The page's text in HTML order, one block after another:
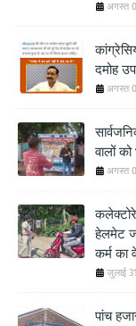
अगस्त
दमोह
अगस्त
वालों
अगस्त
हेलमेट
कर्म का
जुलाई
पांच